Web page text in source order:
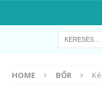
HOME BŐR